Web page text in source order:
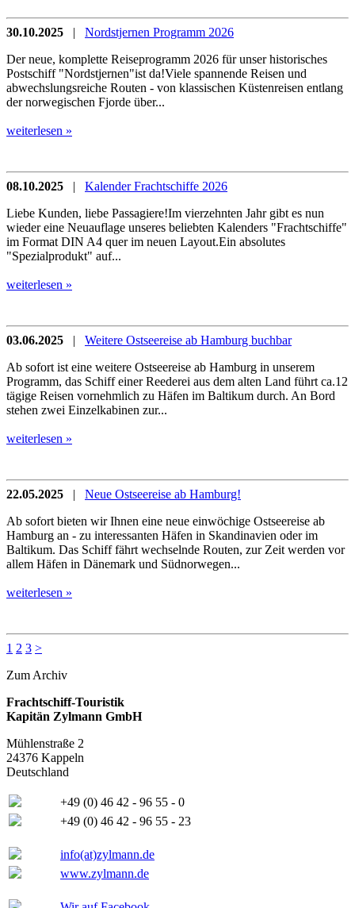
30.10.2025 | Nordstjernen Programm 2026
Der neue, komplette Reiseprogramm 2026 für unser historisches
Postschiff "Nordstjernen"ist da!Viele spannende Reisen und
abwechslungsreiche Routen - von klassischen Küstenreisen entlang
der norwegischen Fjorde über...
weiterlesen »
08.10.2025 | Kalender Frachtschiffe 2026
Liebe Kunden, liebe Passagiere!Im vierzehnten Jahr gibt es nun
wieder eine Neuauflage unseres beliebten Kalenders "Frachtschiffe"
im Format DIN A4 quer im neuen Layout.Ein absolutes
"Spezialprodukt" auf...
weiterlesen »
03.06.2025 | Weitere Ostseereise ab Hamburg buchbar
Ab sofort ist eine weitere Ostseereise ab Hamburg in unserem
Programm, das Schiff einer Reederei aus dem alten Land führt ca.12
tägige Reisen vornehmlich zu Häfen im Baltikum durch. An Bord
stehen zwei Einzelkabinen zur...
weiterlesen »
22.05.2025 | Neue Ostseereise ab Hamburg!
Ab sofort bieten wir Ihnen eine neue einwöchige Ostseereise ab
Hamburg an - zu interessanten Häfen in Skandinavien oder im
Baltikum. Das Schiff fährt wechselnde Routen, zur Zeit werden vor
allem Häfen in Dänemark und Südnorwegen...
weiterlesen »
1 2 3 >
Zum Archiv
Frachtschiff-Touristik
Kapitän Zylmann GmbH
Mühlenstraße 2
24376 Kappeln
Deutschland
+49 (0) 46 42 - 96 55 - 0
+49 (0) 46 42 - 96 55 - 23
info(at)zylmann.de
www.zylmann.de